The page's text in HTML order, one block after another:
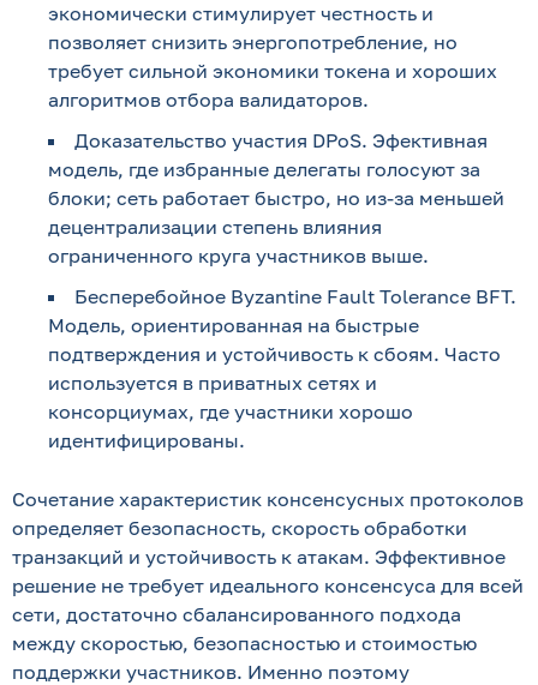
экономически стимулирует честность и
позволяет снизить энергопотребление, но
требует сильной экономики токена и хороших
алгоритмов отбора валидаторов.
Доказательство участия DPoS. Эфективная
модель, где избранные делегаты голосуют за
блоки; сеть работает быстро, но из-за меньшей
децентрализации степень влияния
ограниченного круга участников выше.
Бесперебойное Byzantine Fault Tolerance BFT.
Модель, ориентированная на быстрые
подтверждения и устойчивость к сбоям. Часто
используется в приватных сетях и
консорциумах, где участники хорошо
идентифицированы.
Сочетание характеристик консенсусных протоколов
определяет безопасность, скорость обработки
транзакций и устойчивость к атакам. Эффективное
решение не требует идеального консенсуса для всей
сети, достаточно сбалансированного подхода
между скоростью, безопасностью и стоимостью
поддержки участников. Именно поэтому